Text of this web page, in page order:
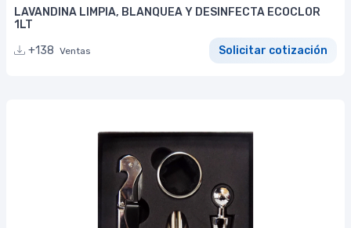
LAVANDINA LIMPIA, BLANQUEA Y DESINFECTA ECOCLOR
1LT
+138 Ventas Solicitar cotización